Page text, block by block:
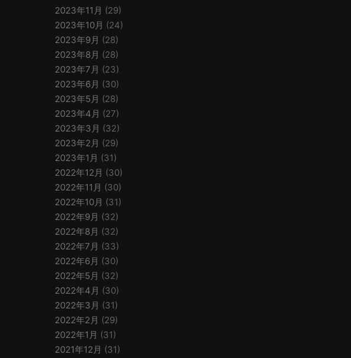
2023年11月 (29)
2023年10月 (24)
2023年9月 (28)
2023年8月 (28)
2023年7月 (23)
2023年6月 (30)
2023年5月 (28)
2023年4月 (27)
2023年3月 (32)
2023年2月 (29)
2023年1月 (31)
2022年12月 (30)
2022年11月 (30)
2022年10月 (31)
2022年9月 (32)
2022年8月 (32)
2022年7月 (33)
2022年6月 (30)
2022年5月 (32)
2022年4月 (30)
2022年3月 (31)
2022年2月 (29)
2022年1月 (31)
2021年12月 (31)